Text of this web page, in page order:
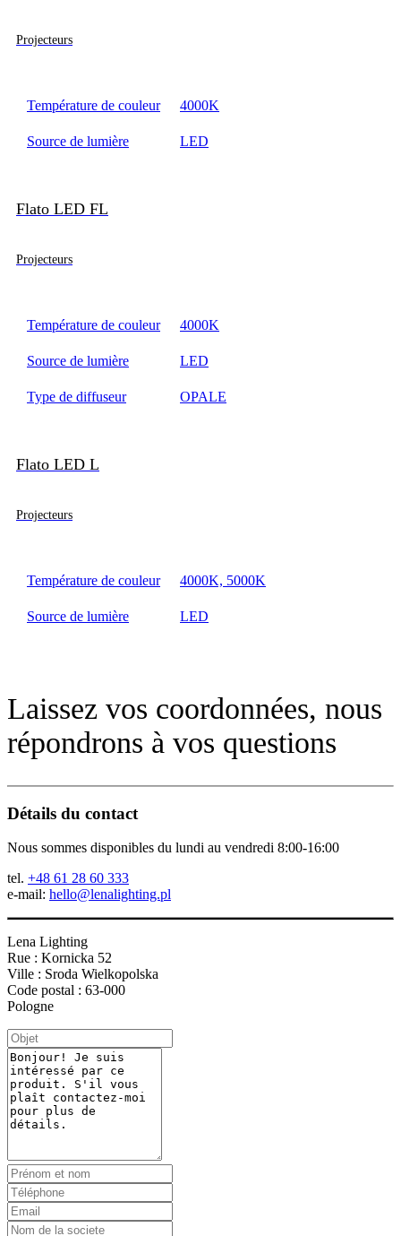
Projecteurs
Température de couleur 4000K
Source de lumière LED
Flato LED FL
Projecteurs
Température de couleur 4000K
Source de lumière LED
Type de diffuseur OPALE
Flato LED L
Projecteurs
Température de couleur 4000K, 5000K
Source de lumière LED
Laissez vos coordonnées, nous
répondrons à vos questions
Détails du contact
Nous sommes disponibles du lundi au vendredi 8:00-16:00
tel. +48 61 28 60 333
e-mail: hello@lenalighting.pl
Lena Lighting
Rue : Kornicka 52
Ville : Sroda Wielkopolska
Code postal : 63-000
Pologne